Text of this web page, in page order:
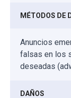
MÉTODOS DE
Anuncios
falsas en los
deseadas
DAÑOS